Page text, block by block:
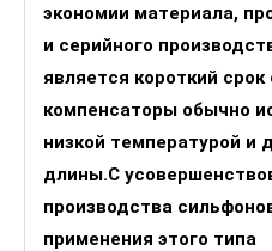
экономии материала,
и серийного
является короткий
компенсаторы обычно
низкой температурой и
длины.С
производства
применения этого типа